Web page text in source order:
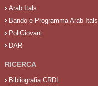
Arab Itals
Bando e Programma Arab Itals
PoliGiovani
DAR
RICERCA
Bibliografia CRDL